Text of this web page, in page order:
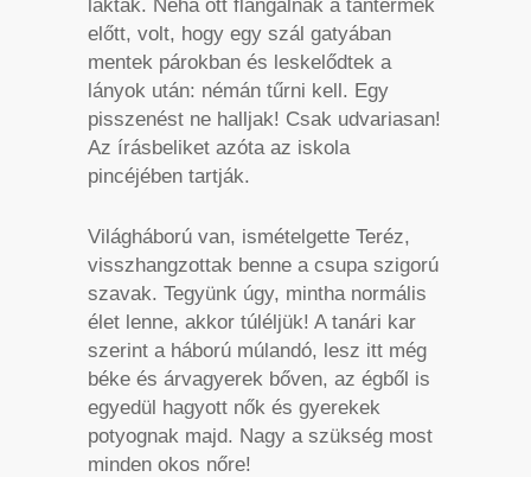
laktak. Néha ott flangálnak a tantermek
előtt, volt, hogy egy szál gatyában
mentek párokban és leskelődtek a
lányok után: némán tűrni kell. Egy
pisszenést ne halljak! Csak udvariasan!
Az írásbeliket azóta az iskola
pincéjében tartják.
Világháború van, ismételgette Teréz,
visszhangzottak benne a csupa szigorú
szavak. Tegyünk úgy, mintha normális
élet lenne, akkor túléljük! A tanári kar
szerint a háború múlandó, lesz itt még
béke és árvagyerek bőven, az égből is
egyedül hagyott nők és gyerekek
potyognak majd. Nagy a szükség most
minden okos nőre!